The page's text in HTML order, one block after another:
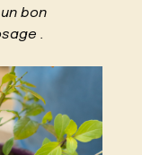
bon
.